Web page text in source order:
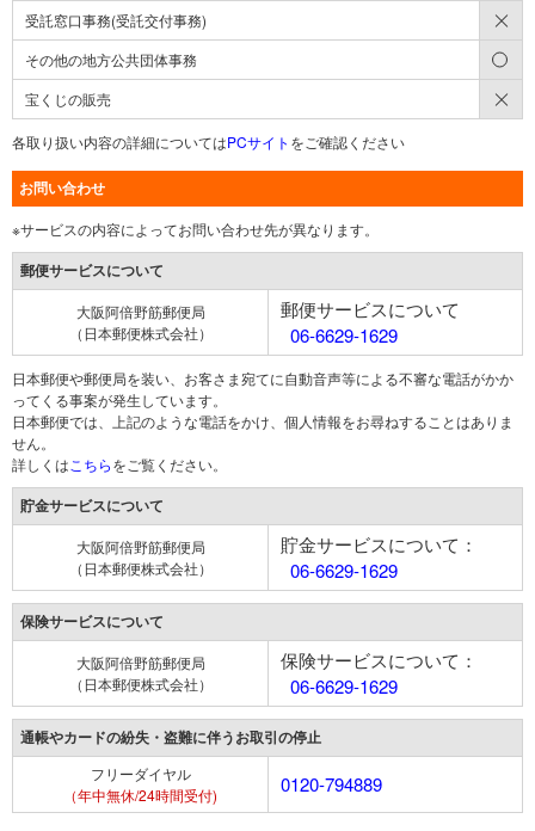
受託窓口事務(受託交付事務)
その他の地方公共団体事務
宝くじの販売
各取り扱い内容の詳細についてはPCサイト をご確認ください
お問い合わせ
※サービスの内容によってお問い合わせ先が異なります。
郵便サービスについて
大阪阿倍野筋郵便局
（日本郵便株式会社）
郵便サービスについて
06-6629-1629
日本郵便や郵便局を装い、お客さま宛てに自動音声等による不審な電話がかか
ってくる事案が発生しています。
日本郵便では、上記のような電話をかけ、個人情報をお尋ねすることはありま
せん。
詳しくは こちらをご覧ください。
貯金サービスについて
大阪阿倍野筋郵便局
（日本郵便株式会社）
貯金サービスについて：
06-6629-1629
保険サービスについて
大阪阿倍野筋郵便局
（日本郵便株式会社）
保険サービスについて：
06-6629-1629
通帳やカードの紛失・盗難に伴うお取引の停止
フリーダイヤル
（年中無休/24時間受付)
0120-794889